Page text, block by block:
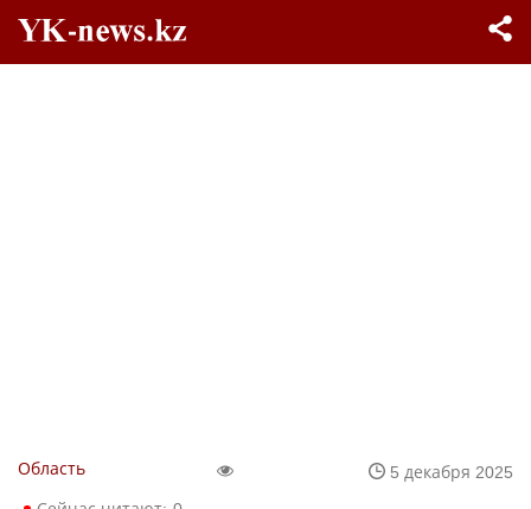
Область
5 декабря 2025